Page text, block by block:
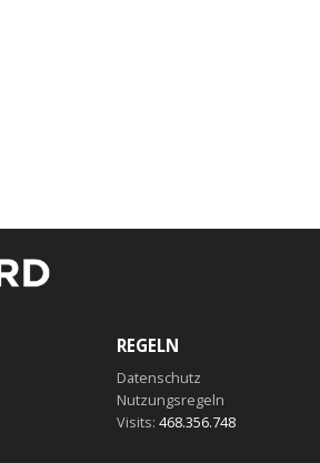
REGELN
Datenschutz
Nutzungsregeln
Visits: 468.356.748